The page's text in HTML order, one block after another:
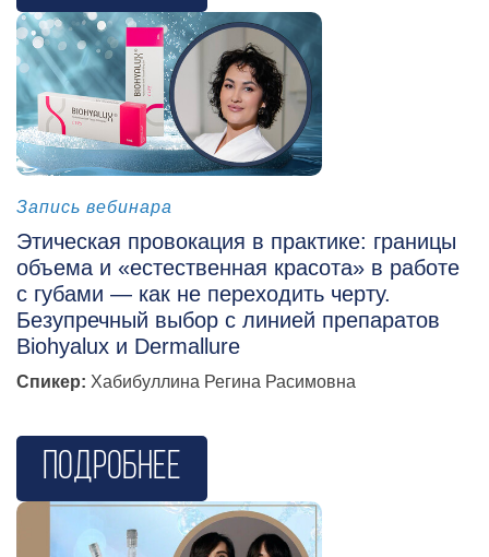
косметология
Запись вебинара
Этическая провокация в практике: границы
объема и «естественная красота» в работе
с губами — как не переходить черту.
Безупречный выбор с линией препаратов
Biohyalux и Dermallure
Спикер: Хабибуллина Регина Расимовна
Подробнее